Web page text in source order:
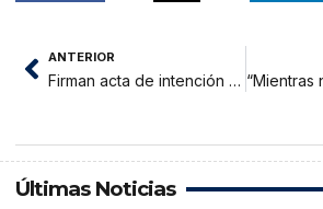
ANTERIOR
Firman acta de intención y compromisos para el desarrollo sostenible e inclusivo de San Martín
Últimas Noticias